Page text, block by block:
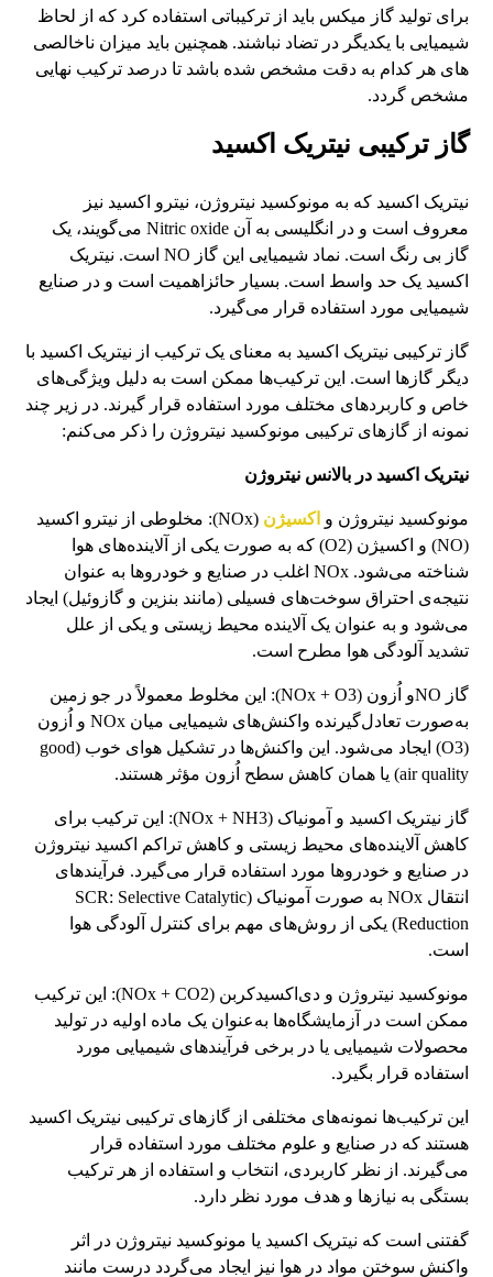
برای تولید گاز میکس باید از ترکیباتی استفاده کرد که از لحاظ
شیمیایی با یکدیگر در تضاد نباشند. همچنین باید میزان ناخالصی
های هر کدام به دقت مشخص شده باشد تا درصد ترکیب نهایی
مشخص گردد.
گاز ترکیبی نیتریک اکسید
نیتریک اکسید که به مونوکسید نیتروژن، نیترو اکسید نیز
معروف است و در انگلیسی به آن Nitric oxide می‌گویند، یک
گاز بی رنگ است. نماد شیمیایی این گاز NO است. نیتریک
اکسید یک حد واسط است. بسیار حائزاهمیت است و در صنایع
شیمیایی مورد استفاده قرار می‌گیرد.
گاز ترکیبی نیتریک اکسید به معنای یک ترکیب از نیتریک اکسید با
دیگر گازها است. این ترکیب‌ها ممکن است به دلیل ویژگی‌های
خاص و کاربردهای مختلف مورد استفاده قرار گیرند. در زیر چند
نمونه از گازهای ترکیبی مونوکسید نیتروژن را ذکر می‌کنم:
نیتریک اکسید در بالانس نیتروژن
مونوکسید نیتروژن و اکسیژن
(NOx): مخلوطی از نیترو اکسید
(NO) و اکسیژن (O2) که به صورت یکی از آلاینده‌های هوا
شناخته می‌شود. NOx اغلب در صنایع و خودروها به عنوان
نتیجه‌ی احتراق سوخت‌های فسیلی (مانند بنزین و گازوئیل) ایجاد
می‌شود و به عنوان یک آلاینده محیط زیستی و یکی از علل
تشدید آلودگی هوا مطرح است.
گاز NOو اُزون (NOx + O3): این مخلوط معمولاً در جو زمین
به‌صورت تعادل‌گیرنده واکنش‌های شیمیایی میان NOx و اُزون
(O3) ایجاد می‌شود. این واکنش‌ها در تشکیل هوای خوب (good
air quality) یا همان کاهش سطح اُزون مؤثر هستند.
گاز نیتریک اکسید و آمونیاک (NOx + NH3): این ترکیب برای
کاهش آلاینده‌های محیط زیستی و کاهش تراکم اکسید نیتروژن
در صنایع و خودروها مورد استفاده قرار می‌گیرد. فرآیندهای
انتقال NOx به صورت آمونیاک (SCR: Selective Catalytic
Reduction) یکی از روش‌های مهم برای کنترل آلودگی هوا
است.
مونوکسید نیتروژن و دی‌اکسیدکربن (NOx + CO2): این ترکیب
ممکن است در آزمایشگاه‌ها به‌عنوان یک ماده اولیه در تولید
محصولات شیمیایی یا در برخی فرآیندهای شیمیایی مورد
استفاده قرار بگیرد.
این ترکیب‌ها نمونه‌های مختلفی از گازهای ترکیبی نیتریک اکسید
هستند که در صنایع و علوم مختلف مورد استفاده قرار
می‌گیرند. از نظر کاربردی، انتخاب و استفاده از هر ترکیب
بستگی به نیازها و هدف مورد نظر دارد.
گفتنی است که نیتریک اکسید یا مونوکسید نیتروژن در اثر
واکنش سوختن مواد در هوا نیز ایجاد می‌گردد درست مانند